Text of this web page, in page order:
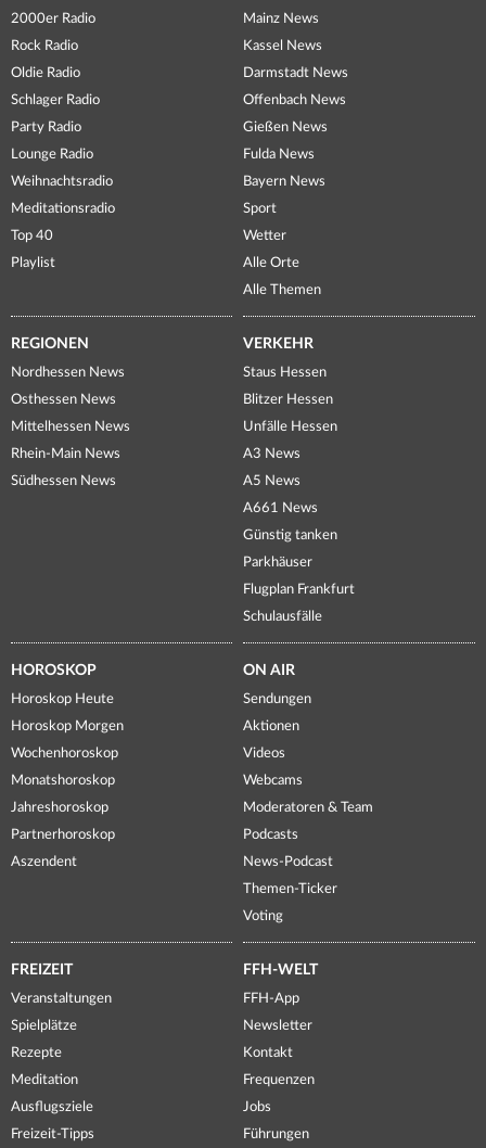
2000er Radio
Rock Radio
Oldie Radio
Schlager Radio
Party Radio
Lounge Radio
Weihnachtsradio
Meditationsradio
Top 40
Playlist
Mainz News
Kassel News
Darmstadt News
Offenbach News
Gießen News
Fulda News
Bayern News
Sport
Wetter
Alle Orte
Alle Themen
REGIONEN
Nordhessen News
Osthessen News
Mittelhessen News
Rhein-Main News
Südhessen News
VERKEHR
Staus Hessen
Blitzer Hessen
Unfälle Hessen
A3 News
A5 News
A661 News
Günstig tanken
Parkhäuser
Flugplan Frankfurt
Schulausfälle
HOROSKOP
Horoskop Heute
Horoskop Morgen
Wochenhoroskop
Monatshoroskop
Jahreshoroskop
Partnerhoroskop
Aszendent
ON AIR
Sendungen
Aktionen
Videos
Webcams
Moderatoren & Team
Podcasts
News-Podcast
Themen-Ticker
Voting
FREIZEIT
Veranstaltungen
Spielplätze
Rezepte
Meditation
Ausflugsziele
Freizeit-Tipps
FFH-WELT
FFH-App
Newsletter
Kontakt
Frequenzen
Jobs
Führungen